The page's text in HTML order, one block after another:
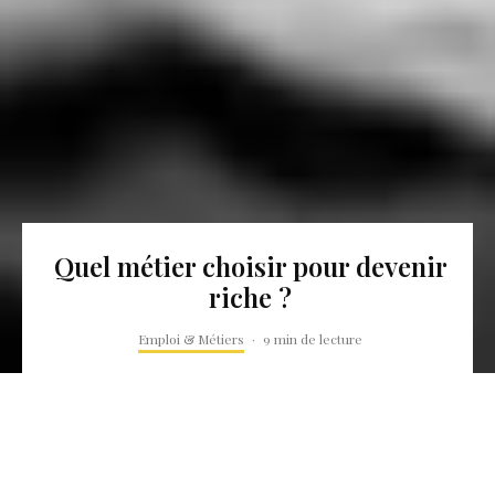
Quel métier choisir pour devenir
riche ?
Emploi & Métiers · 9 min de lecture